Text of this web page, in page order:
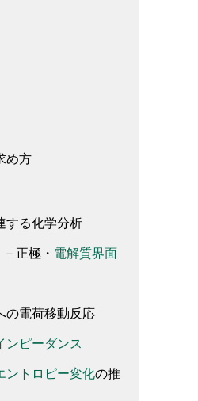
め方
する化学分析
－正極 ・ 電解質界面
の電荷移動反応
ンピーダンス
ントロピー変化の推